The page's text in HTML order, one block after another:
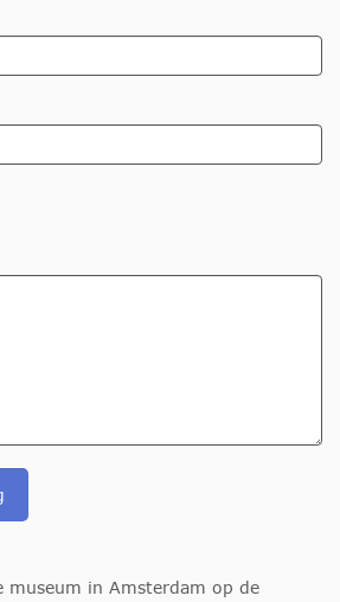
museum in Amsterdam op de